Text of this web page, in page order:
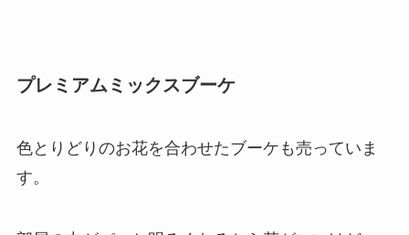
プレミアムミックスブーケ
色とりどりのお花を合わせたブーケも売っていま
す。